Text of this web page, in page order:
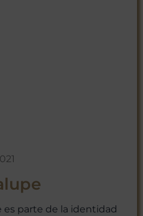
es parte de la identidad